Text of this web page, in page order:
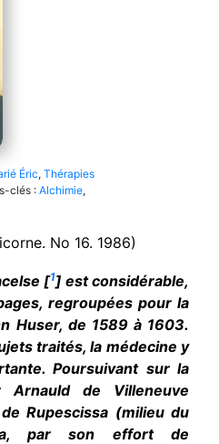
Éric, Thérapies
clés : Alchimie,
No 16. 1986)
[1] est considérable,
regroupées pour la
Huser, de 1589 à 1603.
traités, la médecine y
Poursuivant sur la
Arnauld de Villeneuve
Rupescissa (milieu du
par son effort de